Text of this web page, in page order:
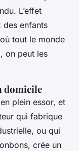
L’effet
des enfants
tout le monde
on peut les
domicile
plein essor, et
qui fabrique
ou qui
crée un